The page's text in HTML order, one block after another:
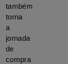
também
torna
a
jornada
de
compra